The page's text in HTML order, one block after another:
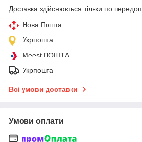
Доставка здійснюється тільки по
Нова Пошта
Укрпошта
Meest ПОШТА
Укрпошта
Всі умови доставки
Умови оплати